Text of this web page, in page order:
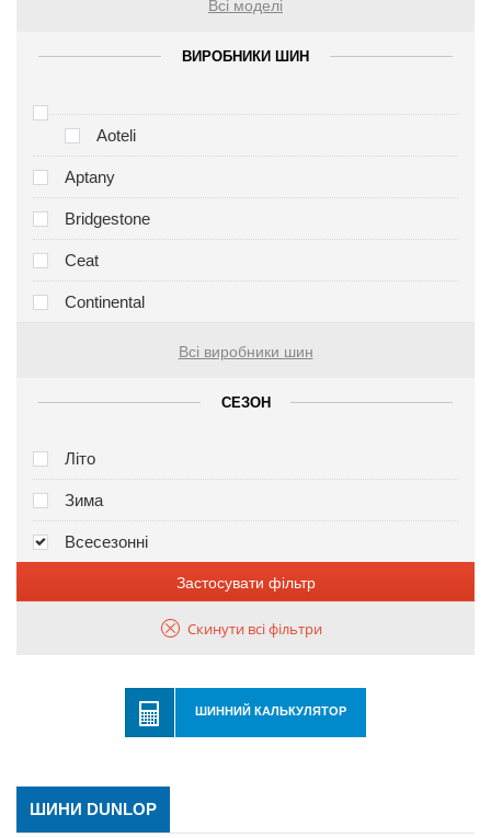
Всі моделі
ВИРОБНИКИ ШИН
Aoteli
Aptany
Bridgestone
Ceat
Continental
Всі виробники шин
СЕЗОН
Літо
Зима
Всесезонні
Застосувати фільтр
Скинути всі фільтри
ШИННИЙ КАЛЬКУЛЯТОР
ШИНИ DUNLOP